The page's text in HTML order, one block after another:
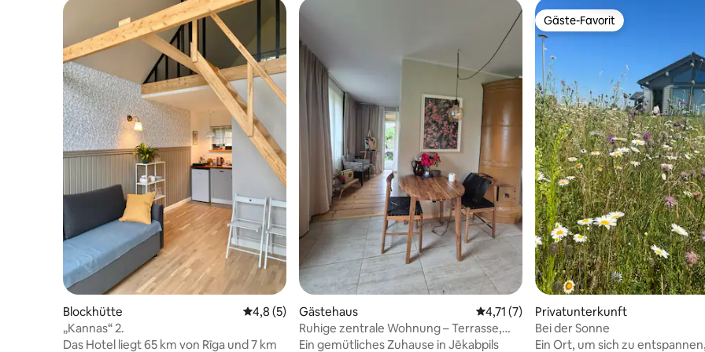
Blockhütte Durchschnittliche Bewertung: 4,8 von 5, 5 Bewertungen
4,8 (5)
„Kannas“ 2.
Das Hotel liegt 65 km von Rīga und 7 km
Gästehaus Durchschnittliche Bewertung: 4,71 von 5,
4,71 (7)
Ruhige zentrale Wohnung – Terrasse,
Parkplatz, Jēkabpils.
Ein gemütliches Zuhause in Jēkabpils
Gäste-Favorit
Gäste-Favorit
Privatunterkunft
Bei der Sonne
Ein Ort, um sich zu